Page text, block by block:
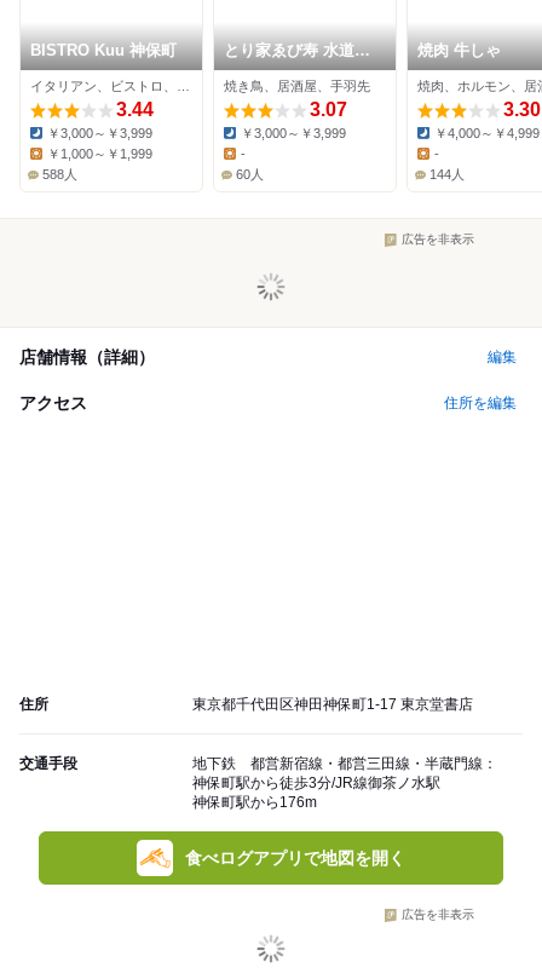
BISTRO Kuu 神保町
3.44
Dinner:
￥3,000～￥3,999
￥1,000～￥1,999
588人
とり家ゑび寿 水道橋
店
焼き鳥、居酒屋、手羽先
3.07
Dinner:
￥3,000～￥3,999
Lunch:
-
60人
焼肉 牛しゃ
焼肉、ホルモン、居
3.30
Dinner:
￥4,000～￥4,999
-
144人
広告を非表示
店舗情報（詳細） 編集
アクセス 住所を編集
住所 東京都千代田区神田神保町1-17 東京堂書店
交通手段
地下鉄 都営新宿線・都営三田線・半蔵門線：
神保町駅から徒歩3分/JR線御茶ノ水駅
神保町駅から176m
食べログアプリで地図を開く
広告を非表示